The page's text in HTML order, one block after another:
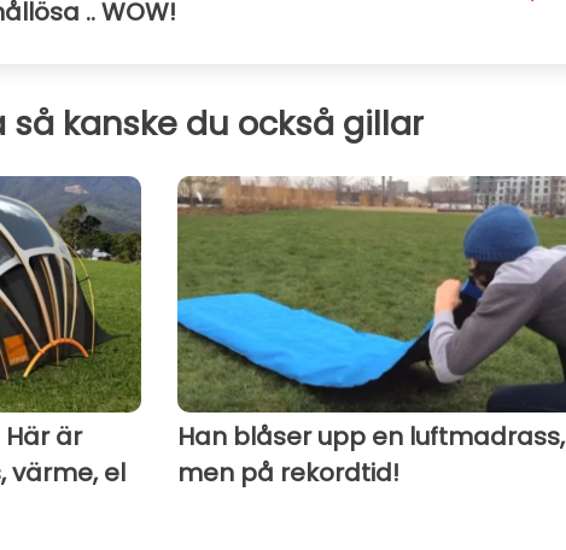
.. WOW!
kanske du också gillar
är
värme, el
Han blåser upp en luftmadrass,
men på rekordtid!